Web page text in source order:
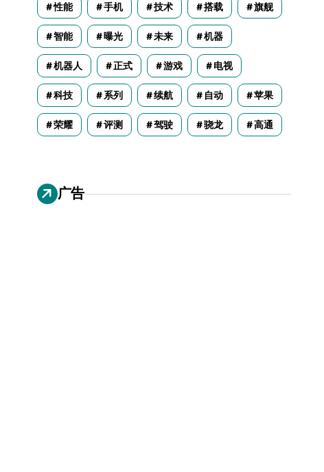
性能 手机 技术 搭载 旗舰
智能 曝光 未来 机器
机器人 正式 游戏 电视
科技 系列 续航 自动 苹果
荣耀 评测 驾驶 骁龙 高通
广告